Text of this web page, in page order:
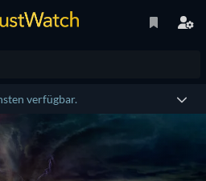
verfügbar.